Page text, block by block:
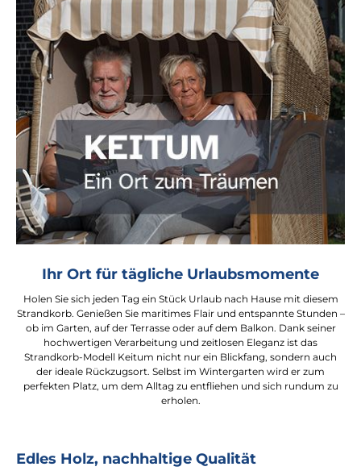
Ihr Ort für tägliche Urlaubsmomente
Holen Sie sich jeden Tag ein Stück Urlaub nach Hause mit diesem
Strandkorb. Genießen Sie maritimes Flair und entspannte Stunden –
ob im Garten, auf der Terrasse oder auf dem Balkon. Dank seiner
hochwertigen Verarbeitung und zeitlosen Eleganz ist das
Strandkorb-Modell Keitum nicht nur ein Blickfang, sondern auch
der ideale Rückzugsort. Selbst im Wintergarten wird er zum
perfekten Platz, um dem Alltag zu entfliehen und sich rundum zu
erholen.
Edles Holz, nachhaltige Qualität